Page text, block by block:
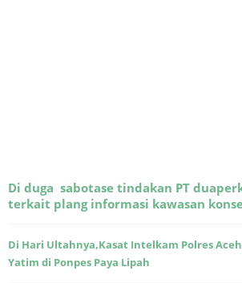
Di duga sabotase tindakan PT
terkait plang informasi kawasan
Di Hari Ultahnya,Kasat Intelkam Polres
Yatim di Ponpes Paya Lipah